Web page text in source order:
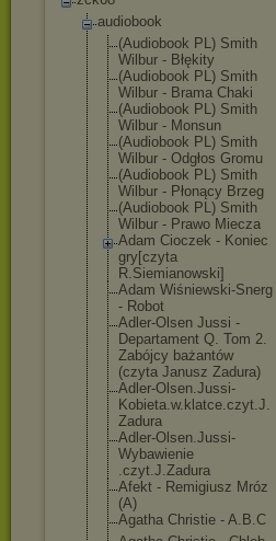
audiobook
(Audiobook PL) Smith
Wilbur - Błękity
(Audiobook PL) Smith
Wilbur - Brama Chaki
(Audiobook PL) Smith
Wilbur - Monsun
(Audiobook PL) Smith
Wilbur - Odgłos Gromu
(Audiobook PL) Smith
Wilbur - Płonący Brzeg
(Audiobook PL) Smith
Wilbur - Prawo Miecza
Adam Cioczek - Koniec
gry[czyta
R.Siemianowski]
Adam Wiśniewski-Snerg
- Robot
Adler-Olsen Jussi -
Departament Q. Tom 2.
Zabójcy bażantów
(czyta Janusz Zadura)
Adler-Olsen.Jussi-
Kobieta.w. klatce.czyt.J.
Zadura
Adler-Olsen.Jussi-
Wybawienie
.czyt.J.Zadura
Afekt - Remigiusz Mróz
(A)
Agatha Christie - A.B.C